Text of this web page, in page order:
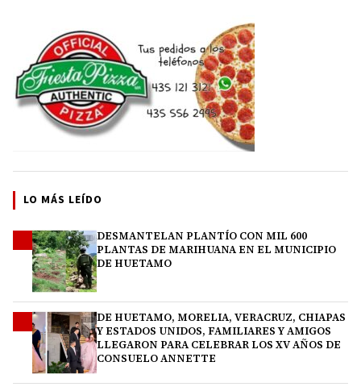
LO MÁS LEÍDO
DESMANTELAN PLANTÍO CON MIL 600
PLANTAS DE MARIHUANA EN EL MUNICIPIO
DE HUETAMO
DE HUETAMO, MORELIA, VERACRUZ, CHIAPAS
Y ESTADOS UNIDOS, FAMILIARES Y AMIGOS
LLEGARON PARA CELEBRAR LOS XV AÑOS DE
CONSUELO ANNETTE